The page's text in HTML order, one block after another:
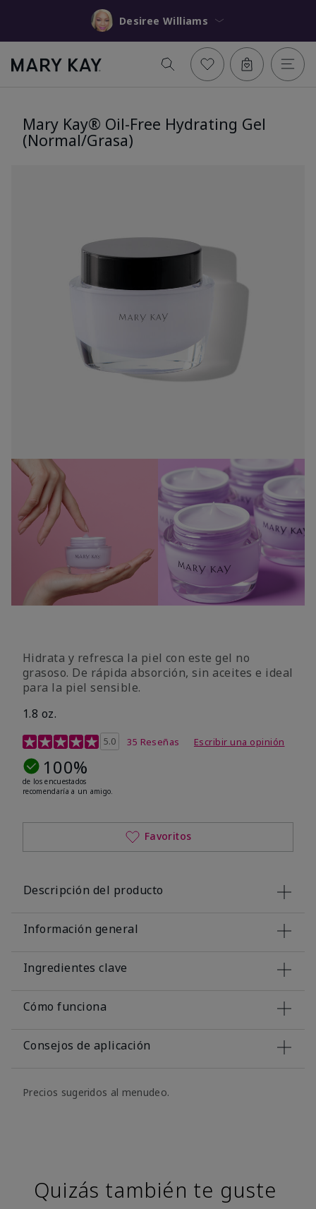
Desiree Williams
Mary Kay® Oil-Free Hydrating Gel
(Normal/Grasa)
Hidrata y refresca la piel con este gel no
grasoso. De rápida absorción, sin aceites e ideal
para la piel sensible.
1.8 oz.
Calificación de clientes de 4,9 de 5
5.0 35 Reseñas Escribir una opinión
100%
de los encuestados
recomendaría a un amigo.
Favoritos
Descripción del producto
Información general
Ingredientes clave
Cómo funciona
Consejos de aplicación
Precios sugeridos al menudeo.
Quizás también te guste